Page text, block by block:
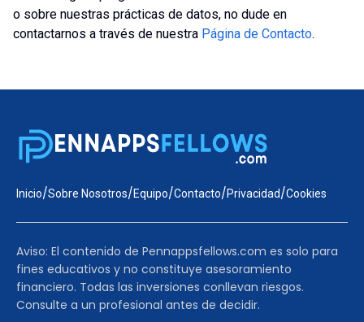
o sobre nuestras prácticas de datos, no dude en
contactarnos a través de nuestra Página de Contacto.
Inicio/Sobre Nosotros/Equipo/Contacto/Privacidad/Cookies
Aviso: El contenido de Pennappsfellows.com es solo para
fines educativos y no constituye asesoramiento
financiero. Todas las inversiones conllevan riesgos.
Consulte a un profesional antes de decidir.